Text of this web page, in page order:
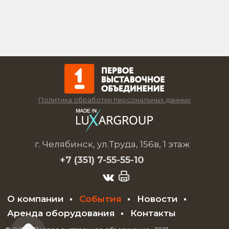
Политика обработки персональных данных
г. Челябинск, ул.Труда, 156в, 1 этаж
+7 (351) 7-55-55-10
О компании События
Новости
Аренда оборудования
Контакты